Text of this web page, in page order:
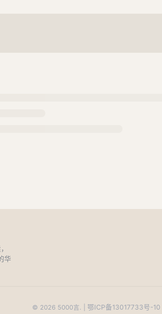
华
© 2026 5000言. | 鄂ICP备13017733号-10